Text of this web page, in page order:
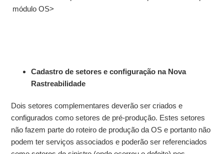
módulo OS>
Cadastro de setores e configuração na Nova
Rastreabilidade
Dois setores complementares deverão ser criados e
configurados como setores de pré-produção. Estes setores
não fazem parte do roteiro de produção da OS e portanto não
podem ter serviços associados e poderão ser referenciados